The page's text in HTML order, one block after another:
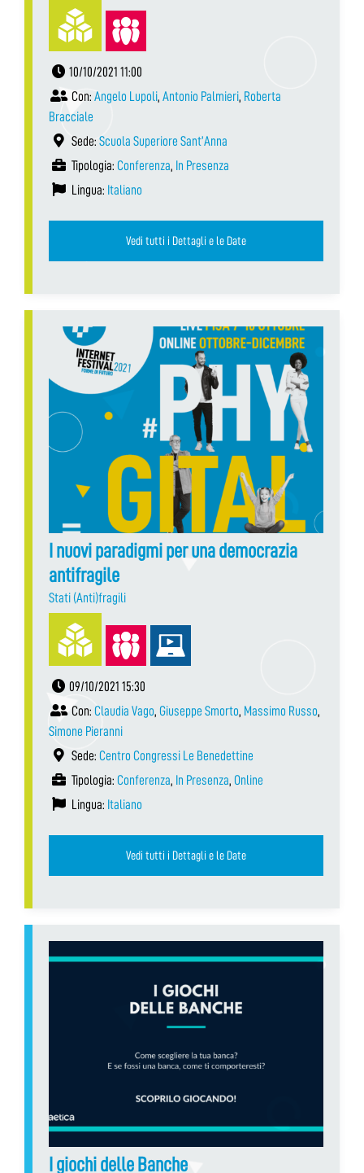
10/10/2021 11:00
Con: Angelo Lupoli, Antonio Palmieri, Roberta
Bracciale
Sede: Scuola Superiore Sant’Anna
Tipologia: Conferenza, In Presenza
Lingua: Italiano
Vedi tutti i Dettagli e le Date
I nuovi paradigmi per una democrazia
antifragile
Stati (Anti)fragili
09/10/2021 15:30
Con: Claudia Vago, Giuseppe Smorto, Massimo Russo,
Simone Pieranni
Sede: Centro Congressi Le Benedettine
Tipologia: Conferenza, In Presenza, Online
Lingua: Italiano
Vedi tutti i Dettagli e le Date
I giochi delle Banche